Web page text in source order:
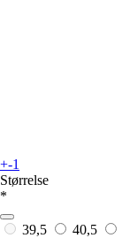
+-1
Størrelse
*
39,5 40,5